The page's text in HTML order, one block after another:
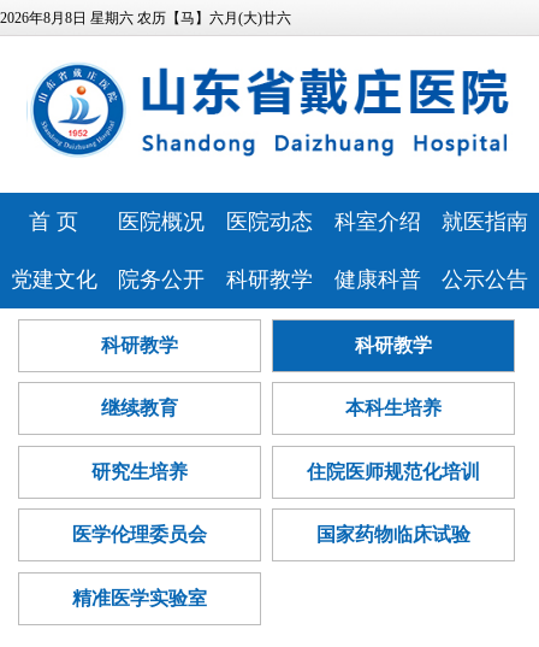
2026年8月8日 星期六 农历【马】六月(大)廿六
首 页 医院概况
医院简介
领导班子
发展历程
医疗资源
医院位置
医院动态
医院新闻
媒体报道
科室介绍
特色科室
心理健康中
心
医技科室
就医指南
专家风采
预约挂号
药事咨询
查询服务
党建文化
历史纪念馆
巾帼文明岗
青年文明号
廉政建设
院务公开
信息公开
服务指南
信访投诉
预算公开
科研教学
继续教育
研究生培养
住院医师规
健康科普
讲座报告
病友心声
心理云讲堂
公示公告
人事招聘
医疗技术公
告
招标采购
科研教学 科研教学
继续教育 本科生培养
研究生培养 住院医师规范化培训
医学伦理委员会 国家药物临床试验
精准医学实验室